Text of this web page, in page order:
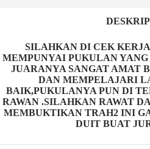
SILAHKAN DI CEK
MEMPUNYAI PUKULAN
JUARANYA SANGAT AMAT
DAN MEMPELAJARI
BAIK,PUKULANYA PUN DI
RAWAN .SILAHKAN RAWAT
MEMBUKTIKAN TRAH2 INI
DUIT BUAT